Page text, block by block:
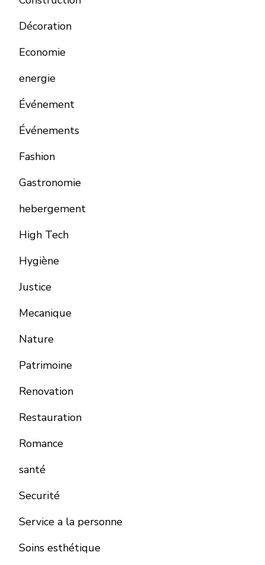
Décoration
Economie
energie
Événement
Événements
Fashion
Gastronomie
hebergement
High Tech
Hygiène
Justice
Mecanique
Nature
Patrimoine
Renovation
Restauration
Romance
santé
Securité
Service a la personne
Soins esthétique